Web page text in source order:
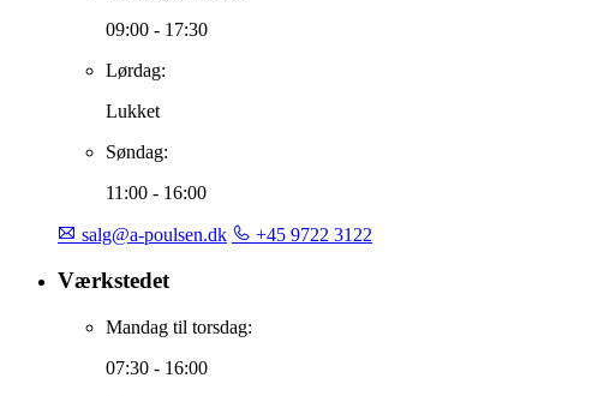
09:00 - 17:30
Lørdag:
Lukket
Søndag:
11:00 - 16:00
salg@a-poulsen.dk +45 9722 3122
Værkstedet
Mandag til torsdag:
07:30 - 16:00